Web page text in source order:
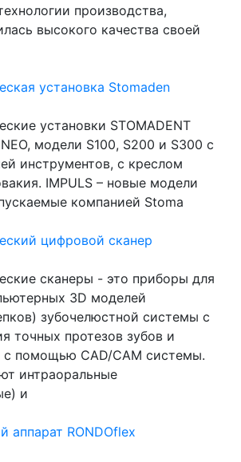
производства,
высокого качества своей
установка Stomaden
установки STOMADENT
модели S100, S200 и S300 с
инструментов, с креслом
IMPULS – новые модели
компанией Stoma
цифровой сканер
сканеры - это приборы для
3D моделей
зубочелюстной системы с
точных протезов зубов и
с помощью CAD/CAM системы.
интраоральные
и
аппарат RONDOflex